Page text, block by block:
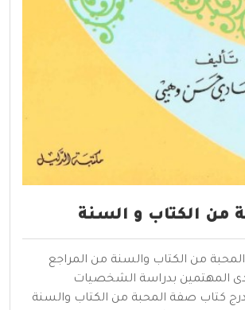
من الكتاب و السنة
من الكتاب والسنة من المراجع
المهتمين بدراسة الشخصيات
كتاب صفة المحبة من الكتاب والسنة